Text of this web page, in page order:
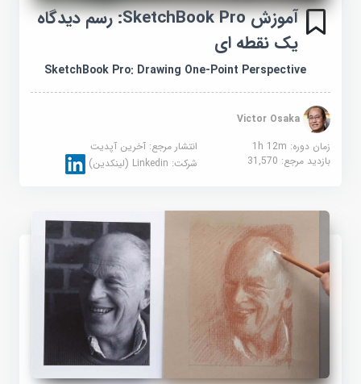
آموزش SketchBook Pro: رسم دیدگاه
یک نقطه ای
SketchBook Pro: Drawing One-Point Perspective
Victor Osaka
زمان دوره: 1h 12m
انتشار مرجع:آخرین آپدیت
بازدید مرجع:31,570 شرکت:Linkedin (لینکدین)